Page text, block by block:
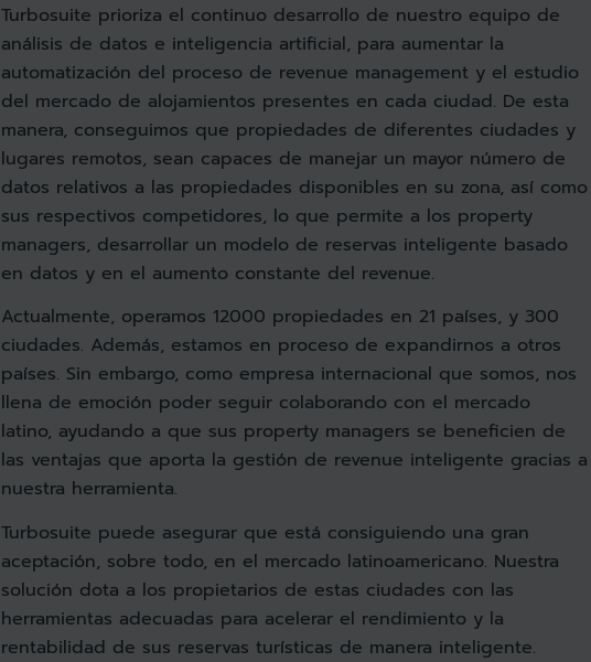
Turbosuite prioriza el continuo desarrollo de nuestro equipo de
análisis de datos e inteligencia artificial, para aumentar la
automatización del proceso de revenue management y el estudio
del mercado de alojamientos presentes en cada ciudad. De esta
manera, conseguimos que propiedades de diferentes ciudades y
lugares remotos, sean capaces de manejar un mayor número de
datos relativos a las propiedades disponibles en su zona, así como
sus respectivos competidores, lo que permite a los property
managers, desarrollar un modelo de reservas inteligente basado
en datos y en el aumento constante del revenue.
Actualmente, operamos 12000 propiedades en 21 países, y 300
ciudades. Además, estamos en proceso de expandirnos a otros
países. Sin embargo, como empresa internacional que somos, nos
llena de emoción poder seguir colaborando con el mercado
latino, ayudando a que sus property managers se beneficien de
las ventajas que aporta la gestión de revenue inteligente gracias a
nuestra herramienta.
Turbosuite puede asegurar que está consiguiendo una gran
aceptación, sobre todo, en el mercado latinoamericano. Nuestra
solución dota a los propietarios de estas ciudades con las
herramientas adecuadas para acelerar el rendimiento y la
rentabilidad de sus reservas turísticas de manera inteligente.